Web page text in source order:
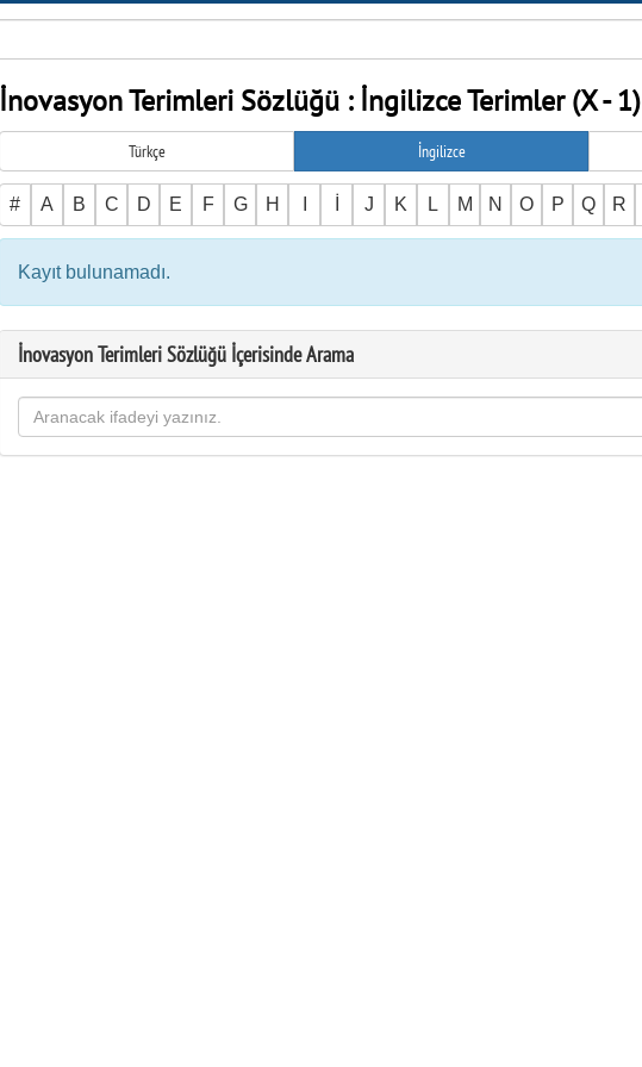
İnovasyon Terimleri Sözlüğü : İngilizce Terimler (X - 1)
Türkçe İngilizce
# A B C D E F G H J K L M N O P Q R
Kayıt bulunamadı.
İnovasyon Terimleri Sözlüğü İçerisinde Arama